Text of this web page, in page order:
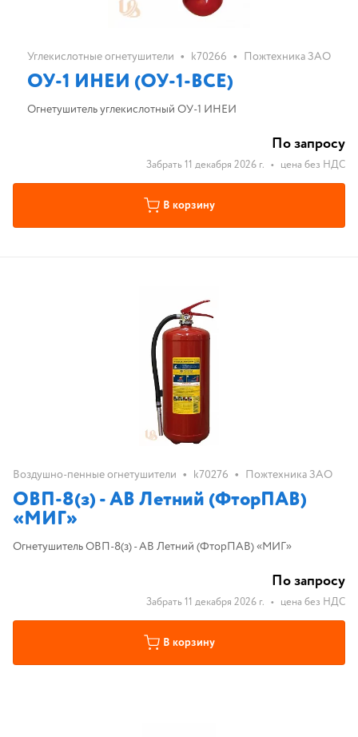
Углекислотные огнетушители • k70266 • Пожтехника ЗАО
ОУ-1 ИНЕИ (ОУ-1-ВСЕ)
Огнетушитель углекислотный ОУ-1 ИНЕИ
По запросу
Забрать 11 декабря 2026 г. • цена без НДС
В корзину
Воздушно-пенные огнетушители • k70276 • Пожтехника ЗАО
ОВП-8(з) - АВ Летний (ФторПАВ)
«МИГ»
Огнетушитель ОВП-8(з) - АВ Летний (ФторПАВ) «МИГ»
По запросу
Забрать 11 декабря 2026 г. • цена без НДС
В корзину